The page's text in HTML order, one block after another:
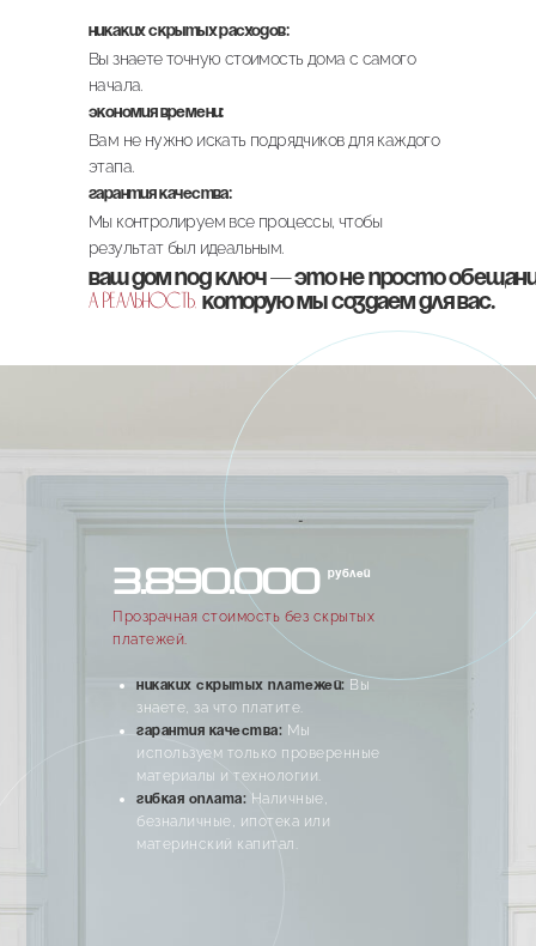
Ваш дом под ключ — это не просто
которую мы создаем для вас.
а реальность,
Никаких скрытых расходов:
Вы знаете точную стоимость дома с самого
начала.
Экономия времени:
Вам не нужно искать подрядчиков для каждого
этапа.
Гарантия качества:
Мы контролируем все процессы, чтобы
результат был идеальным.
Прозрачная стоимость без скрытых
платежей.
Никаких скрытых платежей: Вы
знаете, за что платите.
Гарантия качества: Мы
используем только проверенные
материалы и технологии.
Гибкая оплата: Наличные,
безналичные, ипотека или
материнский капитал.
3.890.000 рублей